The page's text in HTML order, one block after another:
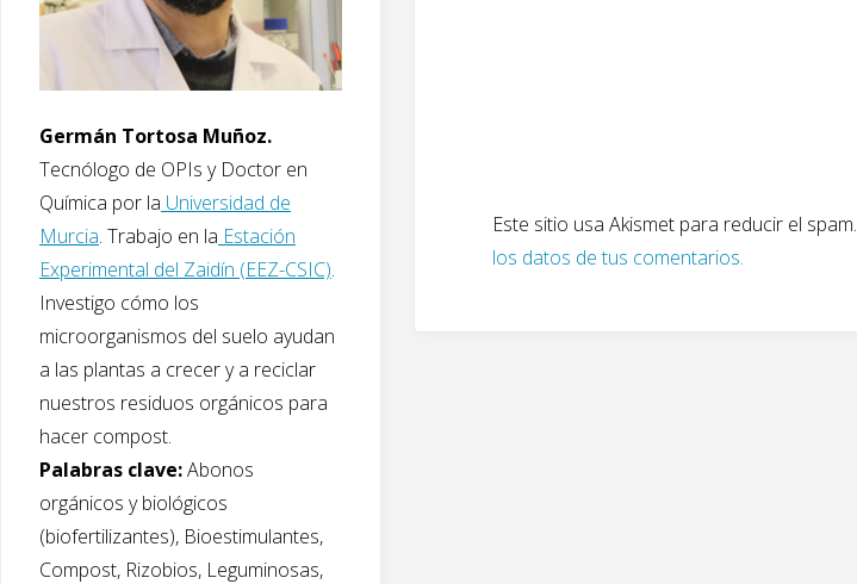
Este sitio usa Akismet para reducir el spam.
los datos de tus comentarios.
Germán Tortosa Muñoz.
Tecnólogo de OPIs y Doctor en
Química por la Universidad de
Murcia. Trabajo en la Estación
Experimental del Zaidín (EEZ-CSIC).
Investigo cómo los
microorganismos del suelo ayudan
a las plantas a crecer y a reciclar
nuestros residuos orgánicos para
hacer compost.
Palabras clave:Abonos
orgánicos y biológicos
(biofertilizantes), Bioestimulantes,
Compost, Rizobios, Leguminosas,